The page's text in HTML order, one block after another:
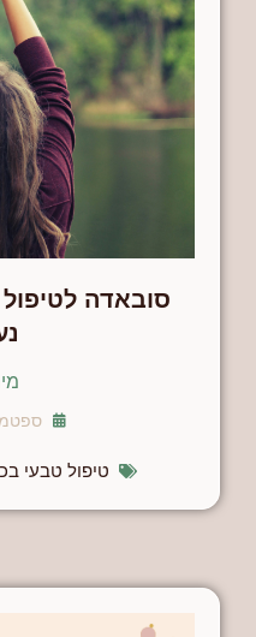
סובאדה
ספטמבר
טיפול טבעי